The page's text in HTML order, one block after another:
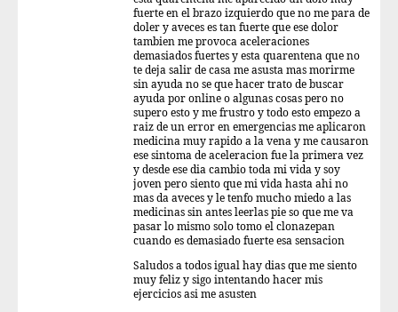
fuerte en el brazo izquierdo que no me para de
doler y aveces es tan fuerte que ese dolor
tambien me provoca aceleraciones
demasiados fuertes y esta quarentena que no
te deja salir de casa me asusta mas morirme
sin ayuda no se que hacer trato de buscar
ayuda por online o algunas cosas pero no
supero esto y me frustro y todo esto empezo a
raiz de un error en emergencias me aplicaron
medicina muy rapido a la vena y me causaron
ese sintoma de aceleracion fue la primera vez
y desde ese dia cambio toda mi vida y soy
joven pero siento que mi vida hasta ahi no
mas da aveces y le tenfo mucho miedo a las
medicinas sin antes leerlas pie so que me va
pasar lo mismo solo tomo el clonazepan
cuando es demasiado fuerte esa sensacion
Saludos a todos igual hay dias que me siento
muy feliz y sigo intentando hacer mis
ejercicios asi me asusten